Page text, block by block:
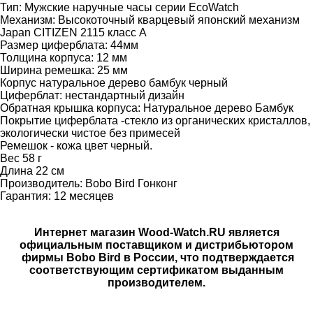
Тип: Мужские наручные часы серии EcoWatch
Механизм: Высокоточный кварцевый японский механизм
Japan CITIZEN 2115 класс А
Размер циферблата: 44мм
Толщина корпуса: 12 мм
Ширина ремешка: 25 мм
Корпус натуральное дерево бамбук черный
Циферблат: нестандартный дизайн
Обратная крышка корпуса: Натуральное дерево Бамбук
Покрытие циферблата -стекло из органических кристаллов,
экологически чистое без примесей
Ремешок - кожа цвет черный.
Вес 58 г
Длина 22 см
Производитель: Bobo Bird Гонконг
Гарантия: 12 месяцев
Интернет магазин Wood-Watch.RU является
официальным поставщиком и дистрибьютором
фирмы Bobo Bird в России, что подтверждается
соответствующим сертификатом выданным
производителем.